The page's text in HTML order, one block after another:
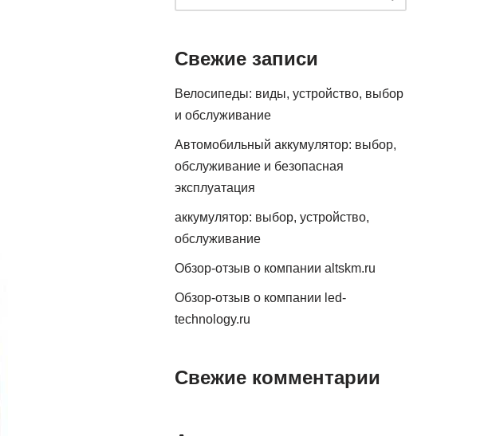
Свежие записи
Велосипеды: виды, устройство, выбор
и обслуживание
Автомобильный аккумулятор: выбор,
обслуживание и безопасная
эксплуатация
аккумулятор: выбор, устройство,
обслуживание
Обзор-отзыв о компании altskm.ru
Обзор-отзыв о компании led-
technology.ru
Свежие комментарии